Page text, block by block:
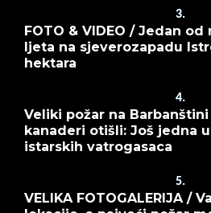
3.
FOTO & VIDEO / Jedan od
ljeta na sjeverozapadu
hektara
4.
Veliki požar na
kanaderi otišli: Još jedna
istarskih vatrogasaca
5.
VELIKA FOTOGALERIJA /